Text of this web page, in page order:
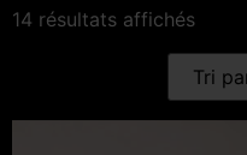
14 résultats affichés